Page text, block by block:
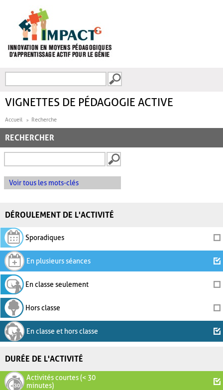
FORMULAIRE DE
VIGNETTES DE PÉDAGOGIE ACTIVE
Accueil Recherche
RECHERCHER
Voir tous les mots-clés
DÉROULEMENT DE L'ACTIVITÉ
Sporadiques
En plusieurs séances
En classe seulement
Hors classe
En classe et hors classe
DURÉE DE L'ACTIVITÉ
Activités courtes (< 30
minutes)